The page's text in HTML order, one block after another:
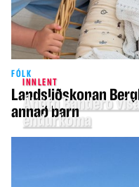
FÓLK
Landsliðskonan
annað barn
INNLENT
Áhöfn Bandero
endurkoma